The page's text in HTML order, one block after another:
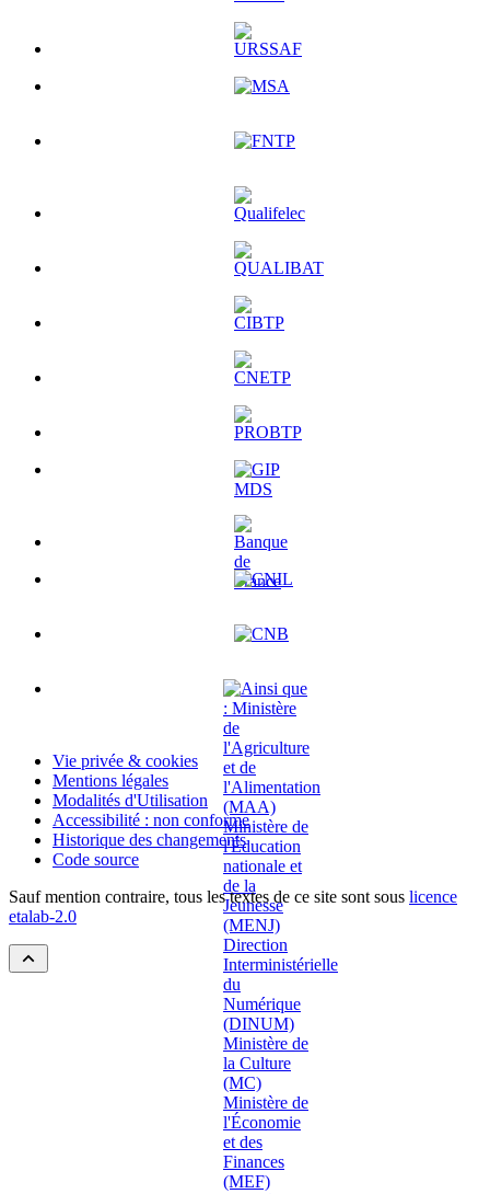
Vie privée & cookies
Mentions légales
Modalités d'Utilisation
Accessibilité : non conforme
Historique des changements
Code source
Sauf mention contraire, tous les textes de ce site sont sous licence
etalab-2.0